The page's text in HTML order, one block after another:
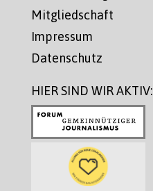
Mitgliedschaft
Impressum
Datenschutz
HIER SIND WIR AKTIV: